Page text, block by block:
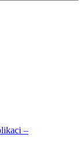
–